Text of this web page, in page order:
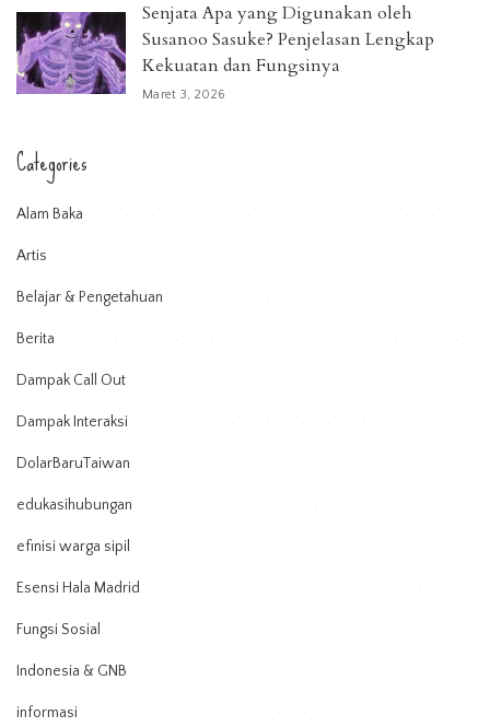
Senjata Apa yang Digunakan oleh
Susanoo Sasuke? Penjelasan Lengkap
Kekuatan dan Fungsinya
Maret 3, 2026
Categories
Alam Baka
Artis
Belajar & Pengetahuan
Berita
Dampak Call Out
Dampak Interaksi
DolarBaruTaiwan
edukasihubungan
efinisi warga sipil
Esensi Hala Madrid
Fungsi Sosial
Indonesia & GNB
informasi